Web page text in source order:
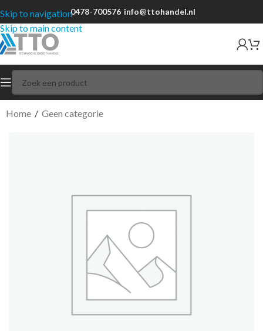
Skip to navigation
Skip to main content
0478-700576 info@ttohandel.nl
Home / Geen categorie